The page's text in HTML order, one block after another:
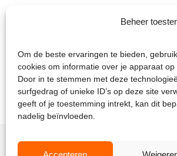
Beheer
Om de beste ervaringen te bieden,
cookies om informatie over je apparaat op
Door in te stemmen met deze
surfgedrag of unieke ID’s op deze site
geeft of je toestemming intrekt, kan dit
nadelig beïnvloeden.